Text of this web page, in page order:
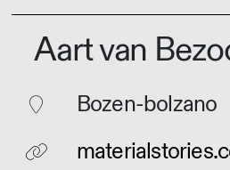
Aart van
Bozen-bolzano